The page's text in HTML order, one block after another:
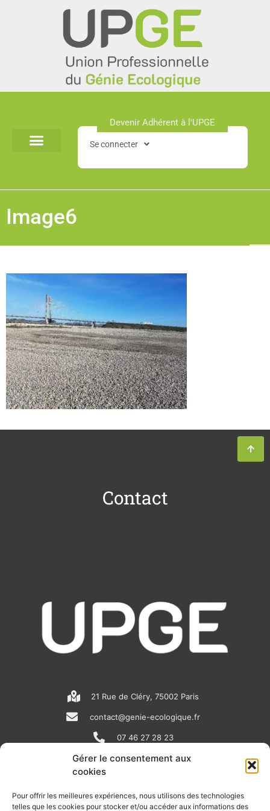
Gérer le consentement aux
cookies
Pour offrir les meilleures expériences, nous utilisons des technologies
telles que les cookies pour stocker et/ou accéder aux informations des
Devenir Adhérent à l'UPGE​
Se connecter
Image6
Contact
21 Rue de Cléry, 75002 Paris
contact@genie-ecologique.fr
07 46 27 28 23
N
e
i
o